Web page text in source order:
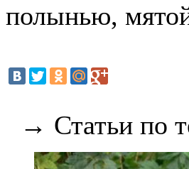
полынью,
→ Статьи по